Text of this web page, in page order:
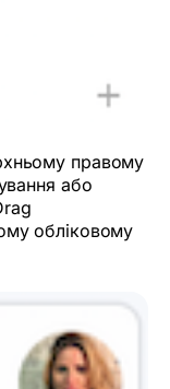
правому
або
обліковому